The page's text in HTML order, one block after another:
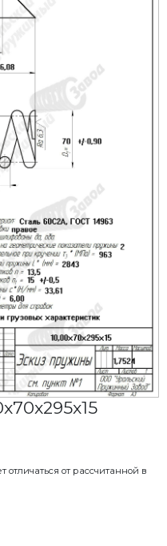
от рассчитанной в